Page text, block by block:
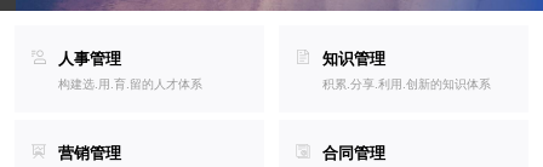
央国企办公 高校办公
人事管理
构建选.用.育.留的人才体系
营销管理
知识管理
积累.分享.利用.创新的知识体系
合同管理